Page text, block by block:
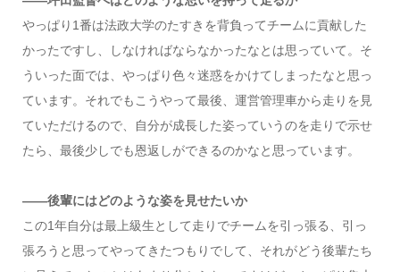
やっぱり1番は法政大学のたすきを背負ってチームに貢献した
かったですし、しなければならなかったなとは思っていて。そ
ういった面では、やっぱり色々迷惑をかけてしまったなと思っ
ています。それでもこうやって最後、運営管理車から走りを見
ていただけるので、自分が成長した姿っていうのを走りで示せ
たら、最後少しでも恩返しができるのかなと思っています。
――後輩にはどのような姿を見せたいか
この1年自分は最上級生として走りでチームを引っ張る、引っ
張ろうと思ってやってきたつもりでして、それがどう後輩たち